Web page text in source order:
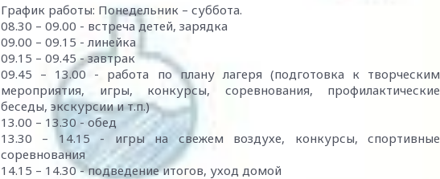
График работы: Понедельник – суббота.
08.30 – 09.00 - встреча детей, зарядка
09.00 – 09.15 - линейка
09.15 – 09.45 - завтрак
09.45 – 13.00 - работа по плану лагеря (подготовка к творческим
мероприятия, игры, конкурсы, соревнования, профилактические
беседы, экскурсии и т.п.)
13.00 – 13.30 - обед
13.30 – 14.15 - игры на свежем воздухе, конкурсы, спортивные
соревнования
14.15 – 14.30 - подведение итогов, уход домой